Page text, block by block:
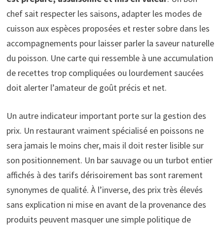
chef sait respecter les saisons, adapter les modes de
cuisson aux espèces proposées et rester sobre dans les
accompagnements pour laisser parler la saveur naturelle
du poisson. Une carte qui ressemble à une accumulation
de recettes trop compliquées ou lourdement saucées
doit alerter l’amateur de goût précis et net.
Un autre indicateur important porte sur la gestion des
prix. Un restaurant vraiment spécialisé en poissons ne
sera jamais le moins cher, mais il doit rester lisible sur
son positionnement. Un bar sauvage ou un turbot entier
affichés à des tarifs dérisoirement bas sont rarement
synonymes de qualité. À l’inverse, des prix très élevés
sans explication ni mise en avant de la provenance des
produits peuvent masquer une simple politique de